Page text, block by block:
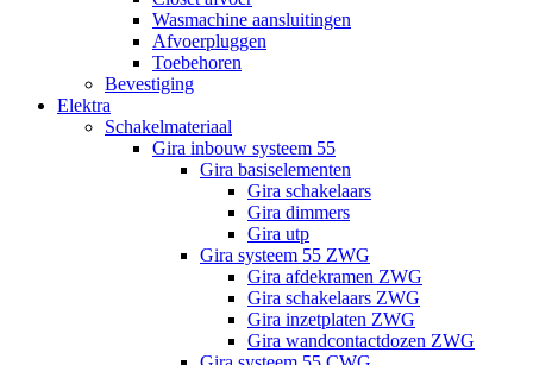
Wasmachine aansluitingen
Afvoerpluggen
Toebehoren
Bevestiging
Elektra
Schakelmateriaal
Gira inbouw systeem 55
Gira basiselementen
Gira schakelaars
Gira dimmers
Gira utp
Gira systeem 55 ZWG
Gira afdekramen ZWG
Gira schakelaars ZWG
Gira inzetplaten ZWG
Gira wandcontactdozen ZWG